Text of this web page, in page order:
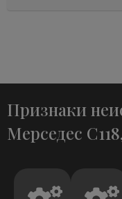
Признаки
Мерседес